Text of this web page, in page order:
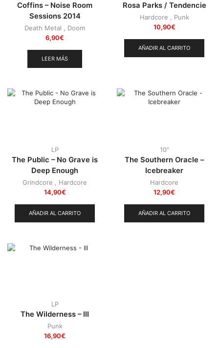
Coffins – Noise Room
Sessions 2014
Death Metal , Doom
6,90€
LEER MÁS
Rosa Parks / Tendencie
Hardcore , Punk
10,90€
AÑADIR AL CARRITO
LP
The Public – No Grave is
Deep Enough
Grindcore
Hardcore
14,90€
AÑADIR AL CARRITO
10"
The Southern Oracle –
Icebreaker
Hardcore
12,90€
AÑADIR AL CARRITO
LP
The Wilderness – III
Punk
16,90€